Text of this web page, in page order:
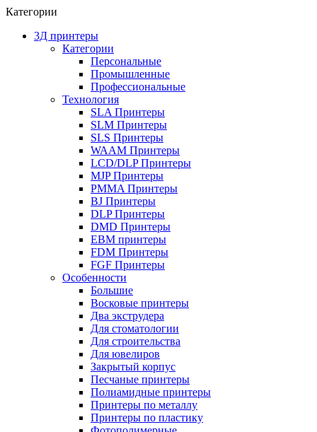
Категории
3Д принтеры
Категории
Персональные
Промышленные
Профессиональные
Технология
SLA Принтеры
SLM Принтеры
SLS Принтеры
WAAM Принтеры
LCD/DLP Принтеры
MJP Принтеры
PMMA Принтеры
BJ Принтеры
DLP Принтеры
DMD Принтеры
EBM принтеры
FDM Принтеры
FGF Принтеры
Особенности
Большие
Восковые принтеры
Два экструдера
Для стоматологии
Для строительства
Для ювелиров
Закрытый корпус
Песчаные принтеры
Полиамидные принтеры
Принтеры по металлу
Принтеры по пластику